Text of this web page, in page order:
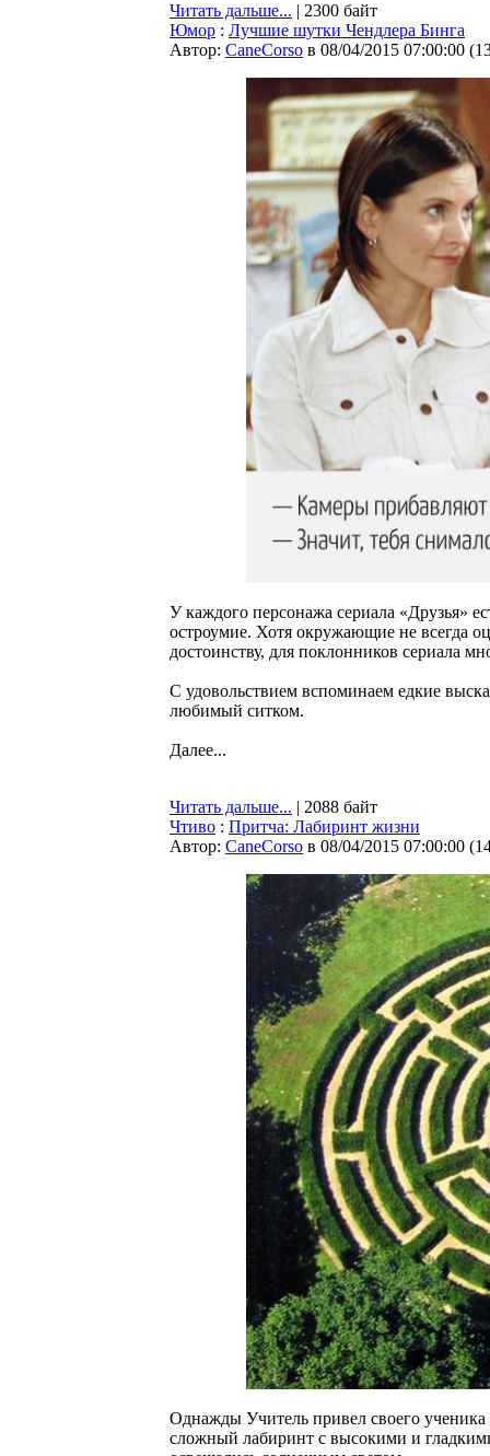
Читать дальше... | 2300 байт
Юмор : Лучшие шутки Чендлера Бинга
Автор: CaneCorso в 08/04/2015 07:00:00 (
У каждого персонажа сериала «Друзья»
остроумие. Хотя окружающие не всегда
достоинству, для поклонников сериала
С удовольствием вспоминаем едкие
любимый ситком.
Далее...
Читать дальше... | 2088 байт
Чтиво : Притча: Лабиринт жизни
Автор: CaneCorso в 08/04/2015 07:00:00 (
Однажды Учитель привел своего
сложный лабиринт с высокими и